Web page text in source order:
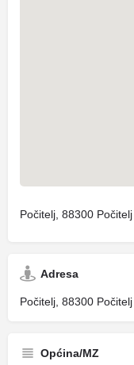
Počitelj, 88300 Počitelj
Adresa
Počitelj, 88300 Počitelj
Općina/MZ